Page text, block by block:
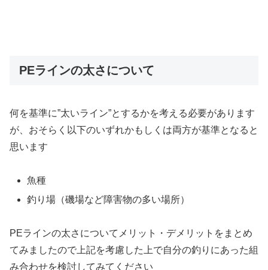
PEラインの太さについて
何を基準に”太いライン”とするかを考える必要があります
が、おそらく以下のいずれかもしくは両方が基準となると
思います
魚種
釣り場（磯場など障害物の多い場所）
PEラインの太さについてメリット・デメリットをまとめ
てみましたので上記を考慮した上で自分の釣りにあった組
み合わせを検討してみてください